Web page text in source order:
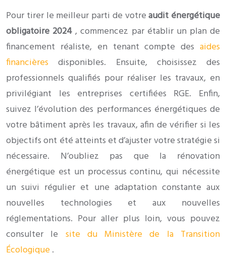
Pour tirer le meilleur parti de votreaudit énergétique
obligatoire 2024, commencez par établir un plan de
financement réaliste, en tenant compte des aides
financièresdisponibles. Ensuite, choisissez des
professionnels qualifiés pour réaliser les travaux, en
privilégiant les entreprises certifiées RGE. Enfin,
suivez l’évolution des performances énergétiques de
votre bâtiment après les travaux, afin de vérifier si les
objectifs ont été atteints et d’ajuster votre stratégie si
nécessaire. N’oubliez pas que la rénovation
énergétique est un processus continu, qui nécessite
un suivi régulier et une adaptation constante aux
nouvelles technologies et aux nouvelles
réglementations. Pour aller plus loin, vous pouvez
consulter le site du Ministère de la Transition
Écologique.